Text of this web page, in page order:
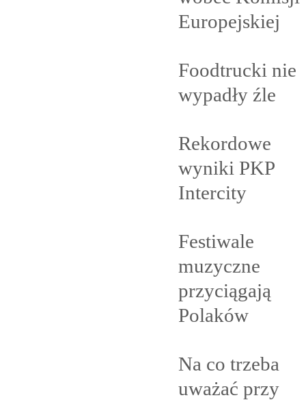
Europejskiej
Foodtrucki nie
wypadły źle
Rekordowe
wyniki PKP
Intercity
Festiwale
muzyczne
przyciągają
Polaków
Na co trzeba
uważać przy